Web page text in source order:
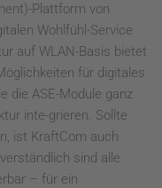
Plattform von
Wohlfühl-Service
auf WLAN-Basis bietet
für digitales
die ASE-Module ganz
inte-grieren. Sollte
ist KraftCom auch
sind alle
– für ein